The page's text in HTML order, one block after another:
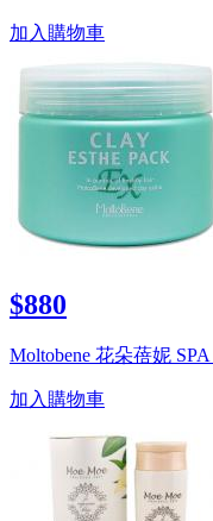
加入購物車
$880
Moltobene 花朵蓓妮
加入購物車